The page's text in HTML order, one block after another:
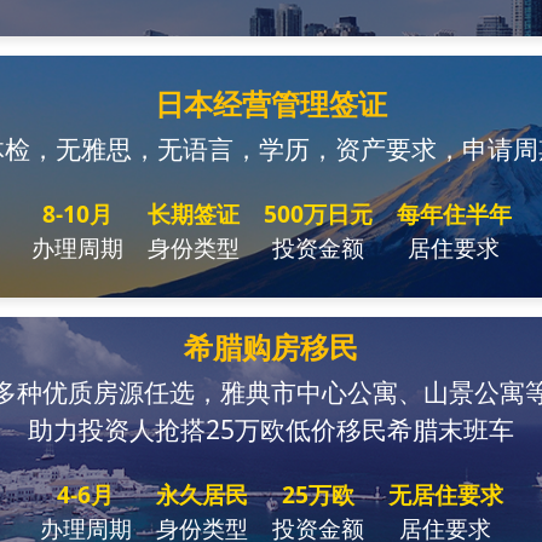
日本经营管理签证
，无雅思，无语言，学历，资产要求，申请
8-10月
办理周期
长期签证
身份类型
500万日元
投资金额
每年住半年
居住要求
希腊购房移民
种优质房源任选，雅典市中心公寓、山景公寓
助力投资人抢搭25万欧低价移民希腊末班车
4-6月
办理周期
永久居民
身份类型
25万欧
投资金额
无居住要求
居住要求